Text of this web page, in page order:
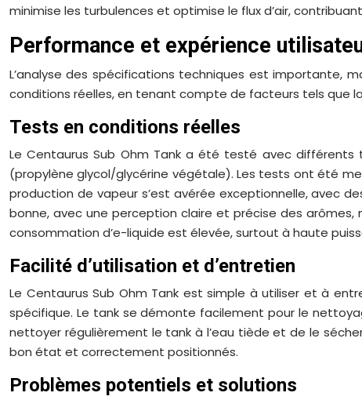
minimise les turbulences et optimise le flux d’air,
Performance et expérience
L’analyse des spécifications techniques est importante,
conditions réelles, en tenant compte de facteurs tels que
Tests en conditions réelles
Le Centaurus Sub Ohm Tank a été testé avec différents
(propylène glycol/glycérine végétale). Les tests ont été
production de vapeur s’est avérée exceptionnelle, avec
bonne, avec une perception claire et précise des
consommation d’e-liquide est élevée, surtout à haute
Facilité d’utilisation et d’entretien
Le Centaurus Sub Ohm Tank est simple à utiliser et à
spécifique. Le tank se démonte facilement pour le
nettoyer régulièrement le tank à l’eau tiède et de le
bon état et correctement positionnés.
Problèmes potentiels et solutions